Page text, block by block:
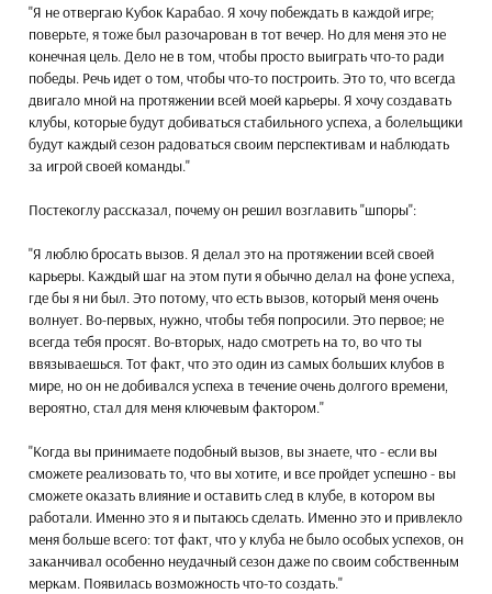
"Я не отвергаю Кубок Карабао. Я хочу побеждать в каждой игре;
поверьте, я тоже был разочарован в тот вечер. Но для меня это не
конечная цель. Дело не в том, чтобы просто выиграть что-то ради
победы. Речь идет о том, чтобы что-то построить. Это то, что всегда
двигало мной на протяжении всей моей карьеры. Я хочу создавать
клубы, которые будут добиваться стабильного успеха, а болельщики
будут каждый сезон радоваться своим перспективам и наблюдать
за игрой своей команды."
Постекоглу рассказал, почему он решил возглавить "шпоры":
"Я люблю бросать вызов. Я делал это на протяжении всей своей
карьеры. Каждый шаг на этом пути я обычно делал на фоне успеха,
где бы я ни был. Это потому, что есть вызов, который меня очень
волнует. Во-первых, нужно, чтобы тебя попросили. Это первое; не
всегда тебя просят. Во-вторых, надо смотреть на то, во что ты
ввязываешься. Тот факт, что это один из самых больших клубов в
мире, но он не добивался успеха в течение очень долгого времени,
вероятно, стал для меня ключевым фактором."
"Когда вы принимаете подобный вызов, вы знаете, что - если вы
сможете реализовать то, что вы хотите, и все пройдет успешно - вы
сможете оказать влияние и оставить след в клубе, в котором вы
работали. Именно это я и пытаюсь сделать. Именно это и привлекло
меня больше всего: тот факт, что у клуба не было особых успехов, он
заканчивал особенно неудачный сезон даже по своим собственным
меркам. Появилась возможность что-то создать."